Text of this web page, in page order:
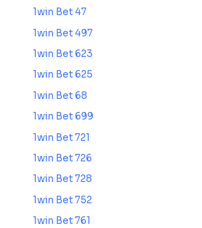
1win Bet 47
1win Bet 497
1win Bet 623
1win Bet 625
1win Bet 68
1win Bet 699
1win Bet 721
1win Bet 726
1win Bet 728
1win Bet 752
1win Bet 761